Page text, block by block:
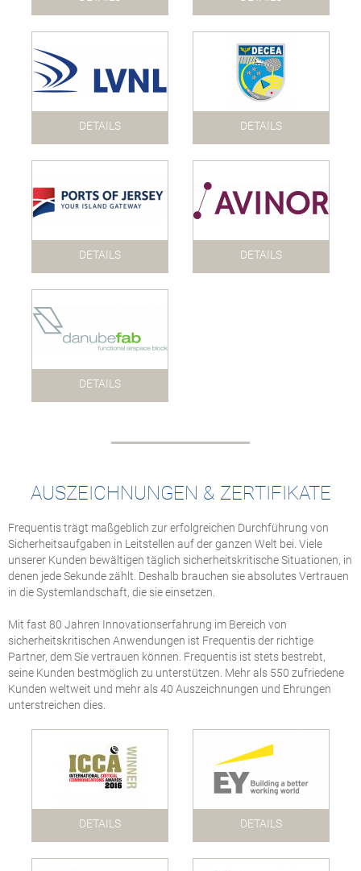
DETAILS DETAILS
DETAILS DETAILS
DETAILS
AUSZEICHNUNGEN & ZERTIFIKATE
Frequentis trägt maßgeblich zur erfolgreichen Durchführung von
Sicherheitsaufgaben in Leitstellen auf der ganzen Welt bei. Viele
unserer Kunden bewältigen täglich sicherheitskritische Situationen, in
denen jede Sekunde zählt. Deshalb brauchen sie absolutes Vertrauen
in die Systemlandschaft, die sie einsetzen.
Mit fast 80 Jahren Innovationserfahrung im Bereich von
sicherheitskritischen Anwendungen ist Frequentis der richtige
Partner, dem Sie vertrauen können. Frequentis ist stets bestrebt,
seine Kunden bestmöglich zu unterstützen. Mehr als 550 zufriedene
Kunden weltweit und mehr als 40 Auszeichnungen und Ehrungen
unterstreichen dies.
DETAILS DETAILS